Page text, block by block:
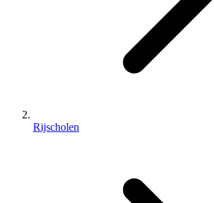
Rijscholen